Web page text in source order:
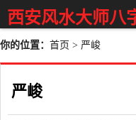
西安风水大师八
你的位置： 首页 > 严峻
严峻